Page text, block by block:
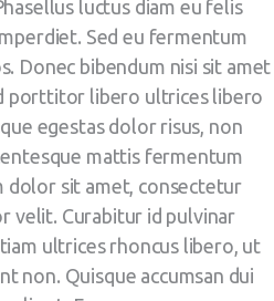
luctus diam eu felis
Sed eu fermentum
Donec bibendum nisi sit amet
porttitor libero ultrices libero
egestas dolor risus, non
mattis fermentum
dolor sit amet, consectetur
velit. Curabitur id pulvinar
ultrices rhoncus libero, ut
non. Quisque accumsan dui